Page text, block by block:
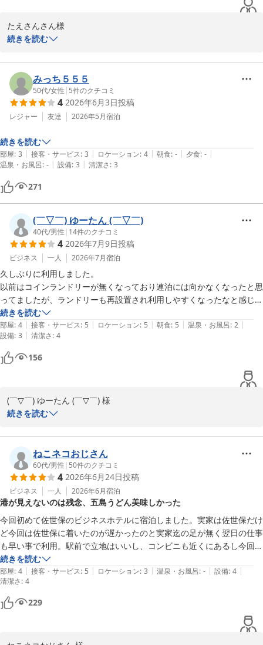
で、佐世保での滞在が良いものとなったのであれば幸いです。
みに、今後もより一層のサービス向上に努めてまいります。
お客様のまたのお越しを、スタッフ一同心よりお待ち申し上げてお
ります。
ホテルリソル佐世保　山瀧
ホテルリソル佐世保
2026-07-30
たえさんさん様
この度はホテルリソル佐世保をご利用いただき誠にありがとうござ
海や夜景をお楽しみいただけたとのこと大変うれしく存じます。
また料金面につきましてもご満足いただけたご様子を伺い安心いた
しました。お客様の楽しいご旅行やライブの思い出づくりのお手伝
いができましたことを光栄に思います。
今後も快適にお過ごしいただけるホテルを目指してまいりますので
スタッフ一同心よりお待ち申し上げております。
ホテルリソル佐世保　山瀧
2026-05-31
続きを読む
みっち５５５
50代/女性 | 5件のクチコミ
4 2026年6月3日投稿
レジャー 友達 2026年5月宿泊
続きを読む
部屋: 3 | 接客・サービス: 3 | ロケーション: 4 | 朝食: - | 夕食: - |
温泉・お風呂: - | 設備: 3 | 清潔さ: 3
271
(￣▽￣) ゆーたん (￣▽￣)
40代/男性 | 14件のクチコミ
4 2026年7月9日投稿
ビジネス 一人 2026年7月宿泊
久しぶりに利用しました。
以前はコインランドリーが無くなっており連泊には向かなくなったと思
ってましたが、ランドリーも再設置され利用しやすくなったなと感じま
した。
水回りが手動温調の部屋が多く、風呂やシャワーの適温調整が難しいと
ころですね。
朝食もいただきましまが、前日に和にするか洋にするか…カレーもある
続きを読む
部屋: 4 | 接客・サービス: 5 | ロケーション: 5 | 朝食: 5 | 温泉・お風呂: 2 |
設備: 3 | 清潔さ: 4
156
(￣▽￣) ゆーたん (￣▽￣) 様
この度はホテルリソル佐世保にご宿泊いただき誠にありがとうござ
数あるホテルの中から再び当ホテルをお選びいただけましたこと心
より感謝申し上げます。
コインランドリーの再設置につきまして、お喜びいただけたようで
大変嬉しく存じます。長期滞在のお客様にもより快適にお過ごしい
ただけるよう改善いたしましたのでぜひ今後もご活用くださいま
せ。
一方で、お風呂の温度調整に関しましてはご不便をおかけし申し訳
ございませんでした。手動での調整は少々お手間をおかけしますが
いただいたご意見は今後の設備改善の際の貴重な参考とさせていた
だきます。
また、朝食も美味しくお召し上がりいただけたとのこと何よりでご
ざいます。
メニュー選びに迷われるのも楽しみの一つとしてその日の気分あわ
せてお楽しみいただけていれば幸いです。
これからもお客様により快適にお過ごしいただけるホテルを目指し
続きを読む
ねこネコおじさん
60代/男性 | 50件のクチコミ
4 2026年6月24日投稿
ビジネス 一人 2026年6月宿泊
港が見えないのは残念、五島うどん美味しかった
今回初めて佐世保のビジネスホテルに宿泊しました。実家は佐世保だけ
ど今回は佐世保に着いたのが遅かったのと実家迄の足が無く翌日の仕事
も早い事で利用。駅前で立地はいいし、コンビニも近くにあるし今回は
14階の最上階でしたが港が見えない部屋だったので残念でした。夜食
に五島うどんが食べれたのがGood！美味しかった!接客もGood！リー
ズナブルな料金、佐世保は地元だけに中々ホテルを利用する事はないけ
ど、たまにはいいかな?
続きを読む
部屋: 4 | 接客・サービス: 5 | ロケーション: 3 | 温泉・お風呂: - | 設備: 4 |
清潔さ: 4
229